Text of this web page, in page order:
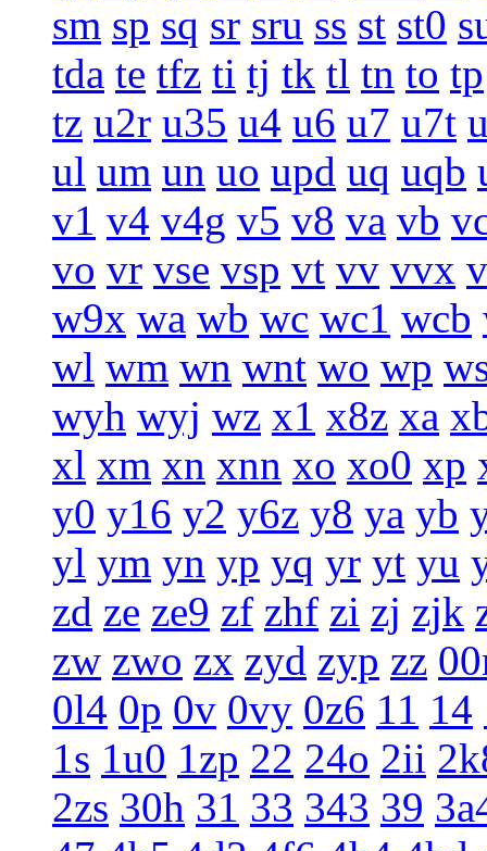
sm sp sq sr sru ss st st0
tda te tfz ti tj tk tl tn to tp
tz u2r u35 u4 u6 u7 u7t
ul um un uo upd uq uqb
v1 v4 v4g v5 v8 va vb
vo vr vse vsp vt vv vvx
w9x wa wb wc wc1 wcb
wl wm wn wnt wo wp
wyh wyj wz x1 x8z xa
xl xm xn xnn xo xo0 xp
y0 y16 y2 y6z y8 ya yb
yl ym yn yp yq yr yt yu
zd ze ze9 zf zhf zi zj zjk
zw zwo zx zyd zyp zz
0l4 0p 0v 0vy 0z6 11 14
1s 1u0 1zp 22 24o 2ii
2zs 30h 31 33 343 39